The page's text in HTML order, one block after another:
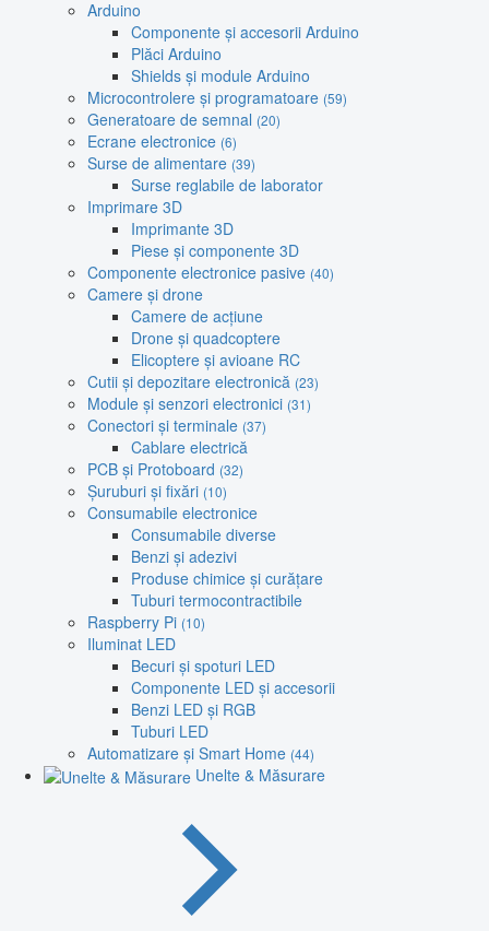
Arduino
Componente și accesorii Arduino
Plăci Arduino
Shields și module Arduino
Microcontrolere și programatoare (59)
Generatoare de semnal (20)
Ecrane electronice (6)
Surse de alimentare (39)
Surse reglabile de laborator
Imprimare 3D
Imprimante 3D
Piese și componente 3D
Componente electronice pasive (40)
Camere și drone
Camere de acțiune
Drone și quadcoptere
Elicoptere și avioane RC
Cutii și depozitare electronică (23)
Module și senzori electronici (31)
Conectori și terminale (37)
Cablare electrică
PCB și Protoboard (32)
Șuruburi și fixări (10)
Consumabile electronice
Consumabile diverse
Benzi și adezivi
Produse chimice și curățare
Tuburi termocontractibile
Raspberry Pi (10)
Iluminat LED
Becuri și spoturi LED
Componente LED și accesorii
Benzi LED și RGB
Tuburi LED
Automatizare și Smart Home (44)
Unelte & Măsurare